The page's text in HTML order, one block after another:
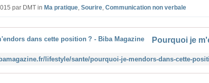
par DMT in Ma pratique, Sourire, Communication non verbale